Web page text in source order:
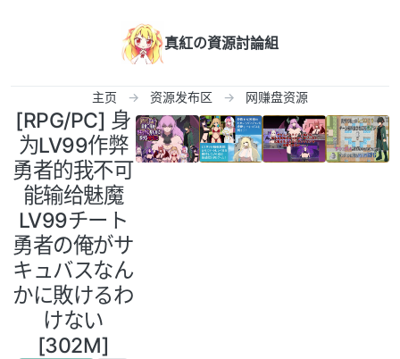
真紅の資源討論組
主页 资源发布区 网赚盘资源
[RPG/PC] 身
为LV99作弊
勇者的我不可
能输给魅魔
LV99チート
勇者の俺がサ
キュバスなん
かに敗けるわ
けない
[302M]